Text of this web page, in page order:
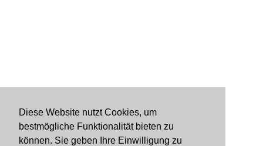
Diese Website nutzt Cookies, um
bestmögliche Funktionalität bieten zu
können. Sie geben Ihre Einwilligung zu